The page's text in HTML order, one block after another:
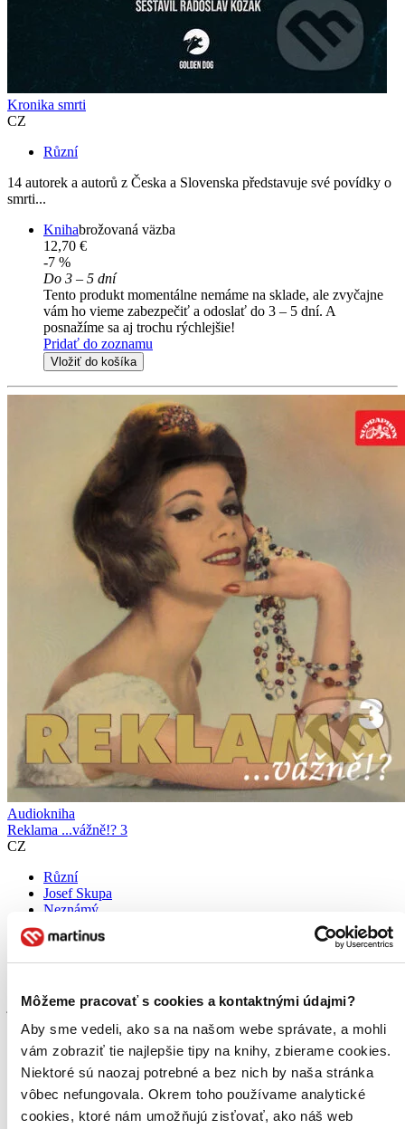
Môžeme pracovať s cookies a kontaktnými údajmi?
Aby sme vedeli, ako sa na našom webe správate, a mohli
vám zobraziť tie najlepšie tipy na knihy, zbierame cookies.
Niektoré sú naozaj potrebné a bez nich by naša stránka
vôbec nefungovala. Okrem toho používame analytické
cookies, ktoré nám umožňujú zisťovať, ako náš web
Kronika smrti
CZ
Různí
14 autorek a autorů z Česka a Slovenska představuje své povídky o
smrti...
Knihabrožovaná väzba
12,70 €
-7 %
Do 3 – 5 dní
Tento produkt momentálne nemáme na sklade, ale zvyčajne
vám ho vieme zabezpečiť a odoslať do 3 – 5 dní. A
posnažíme sa aj trochu rýchlejšie!
Pridať do zoznamu
Vložiť do košíka
Audiokniha
Reklama ...vážně!? 3
CZ
Různí
Josef Skupa
Neznámý
Josef Barchánek
jako hlásit se, dožadovat se, stěžovat si, žádat, vyžadovat,
reklamovat a podobně. V některých spojeních, jako réclamer
bruyamment - tj. hartusit, francouzština odkazu
AudioknihaMP3 na stiahnutie
Ihneď na stiahnutie
Chcete vyskúšať čítanie ušami? Na vypočutie audioknihy